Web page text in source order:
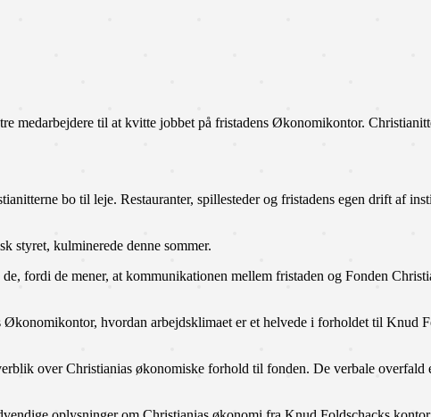
til at kvitte jobbet på fristadens Økonomikontor.
bo til leje. Restauranter, spillesteder og fristadens egen drift af
styret, kulminerede denne sommer.
fordi de mener, at kommunikationen mellem fristaden og Fonden
hvordan arbejdsklimaet er et helvede i forholdet til Knud
over Christianias økonomiske forhold til fonden. De verbale overfald